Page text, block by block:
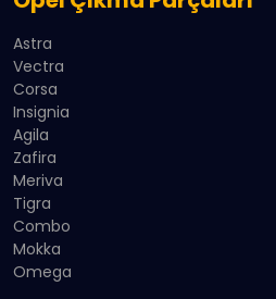
Astra
Vectra
Corsa
Insignia
Agila
Zafira
Meriva
Tigra
Combo
Mokka
Omega